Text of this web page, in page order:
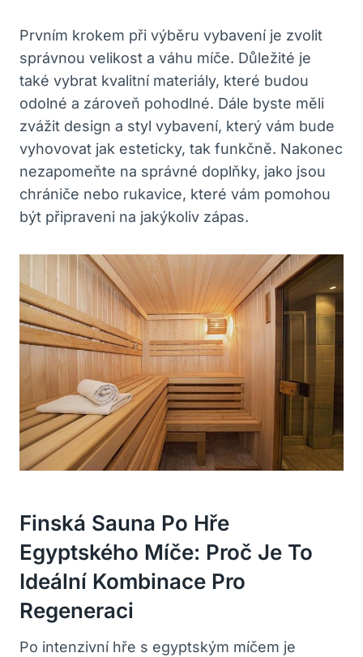
Prvním krokem při výběru vybavení je zvolit
správnou velikost a váhu míče. Důležité je
také vybrat kvalitní materiály, které budou
odolné a zároveň pohodlné. Dále byste měli
zvážit design a styl vybavení, který vám bude
vyhovovat jak esteticky, tak funkčně. Nakonec
nezapomeňte na správné doplňky, jako jsou
chrániče nebo rukavice, které vám pomohou
být připraveni na jakýkoliv zápas.
Finská Sauna Po Hře
Egyptského Míče: Proč Je To
Ideální Kombinace Pro
Regeneraci
Po intenzivní hře s egyptským míčem je